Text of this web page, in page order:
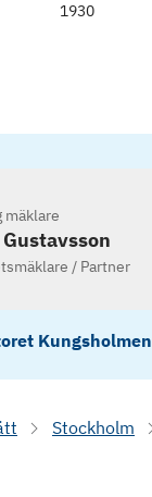
1930
mäklare
/ Partner
Kungsholmen
Stockholm